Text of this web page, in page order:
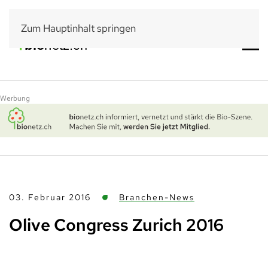
Zum Hauptinhalt springen
Werbung
03. Februar 2016 Branchen-News
Olive Congress Zurich 2016